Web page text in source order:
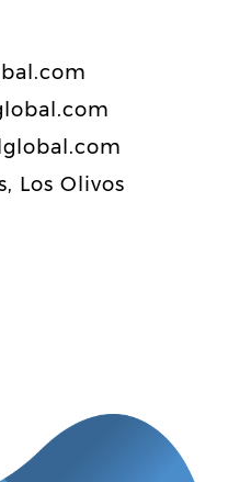
Los Olivos